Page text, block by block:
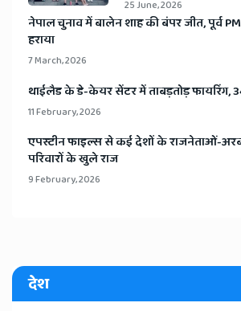
25 June, 2026
​नेपाल चुनाव में बालेन शाह की बंपर जीत, पूर्व
हराया
7 March, 2026
​थाईलैड के डे-केयर सेंटर में ताबड़तोड़ फायरिंग,
11 February, 2026
​एपस्टीन फाइल्स से कई देशों के राजनेताओं-
परिवारों के खुले राज
9 February, 2026
देश